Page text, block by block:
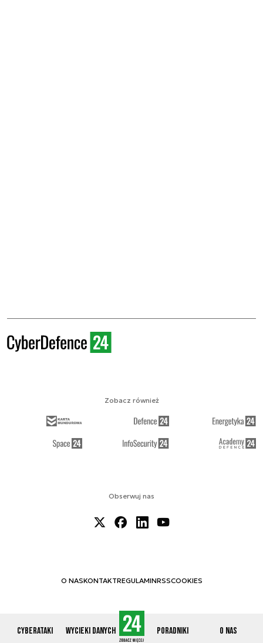
Cyberataki Wycieki danych Poradniki O nas
Obserwuj nas
O NASKONTAKTREGULAMINRSSCOOKIES
Zobacz również
© 2012-2026 CYBERDEFENCE24